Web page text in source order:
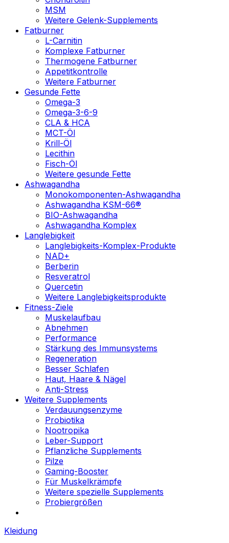
MSM
Weitere Gelenk-Supplements
Fatburner
L-Carnitin
Komplexe Fatburner
Thermogene Fatburner
Appetitkontrolle
Weitere Fatburner
Gesunde Fette
Omega-3
Omega-3-6-9
CLA & HCA
MCT-Öl
Krill-Öl
Lecithin
Fisch-Öl
Weitere gesunde Fette
Ashwagandha
Monokomponenten-Ashwagandha
Ashwagandha KSM-66®
BIO-Ashwagandha
Ashwagandha Komplex
Langlebigkeit
Langlebigkeits-Komplex-Produkte
NAD+
Berberin
Resveratrol
Quercetin
Weitere Langlebigkeitsprodukte
Fitness-Ziele
Muskelaufbau
Abnehmen
Performance
Stärkung des Immunsystems
Regeneration
Besser Schlafen
Haut, Haare & Nägel
Anti-Stress
Weitere Supplements
Verdauungsenzyme
Probiotika
Nootropika
Leber-Support
Pflanzliche Supplements
Pilze
Gaming-Booster
Für Muskelkrämpfe
Weitere spezielle Supplements
Probiergrößen
Kleidung